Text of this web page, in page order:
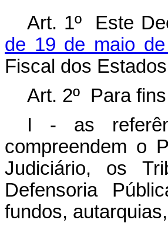
Art. 1º Este
de 19 de maio
Fiscal dos
Art. 2º Para
I - as
compreendem o
Judiciário, os
Defensoria
fundos,